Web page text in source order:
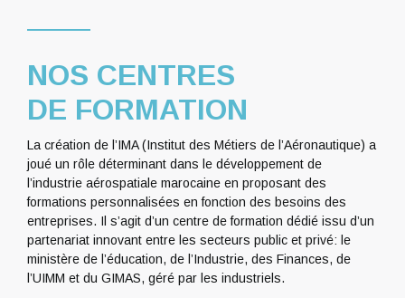
NOS CENTRES
DE FORMATION
La création de l’IMA (Institut des Métiers de l’Aéronautique) a
joué un rôle déterminant dans le développement de
l’industrie aérospatiale marocaine en proposant des
formations personnalisées en fonction des besoins des
entreprises. Il s’agit d’un centre de formation dédié issu d’un
partenariat innovant entre les secteurs public et privé: le
ministère de l’éducation, de l’Industrie, des Finances, de
l’UIMM et du GIMAS, géré par les industriels.